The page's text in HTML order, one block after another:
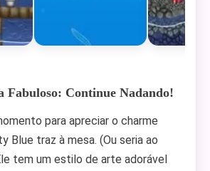
Fabuloso: Continue Nadando!
para apreciar o charme
Blue traz à mesa. (Ou seria ao
tem um estilo de arte adorável